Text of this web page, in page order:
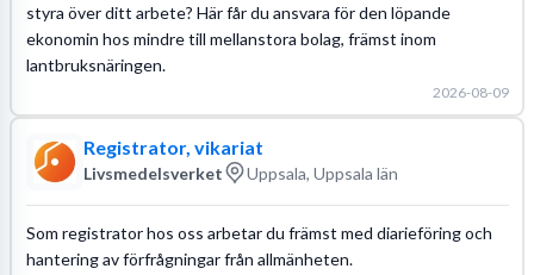
styra över ditt arbete? Här får du ansvara för den löpande
ekonomin hos mindre till mellanstora bolag, främst inom
lantbruksnäringen.
2026-08-09
Registrator, vikariat
Livsmedelsverket Uppsala, Uppsala län
Som registrator hos oss arbetar du främst med diarieföring och
hantering av förfrågningar från allmänheten.